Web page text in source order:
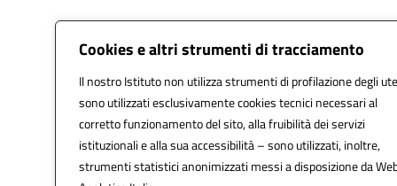
Cookies e altri strumenti di tracciamento
Il nostro Istituto non utilizza strumenti di profilazione degli
sono utilizzati esclusivamente cookies tecnici necessari al
corretto funzionamento del sito, alla fruibilità dei servizi
istituzionali e alla sua accessibilità – sono utilizzati, inoltre,
strumenti statistici anonimizzati messi a disposizione da